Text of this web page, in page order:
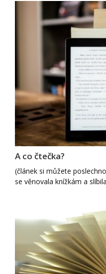
A co čtečka?
(článek si můžete
se věnovala knížkám a